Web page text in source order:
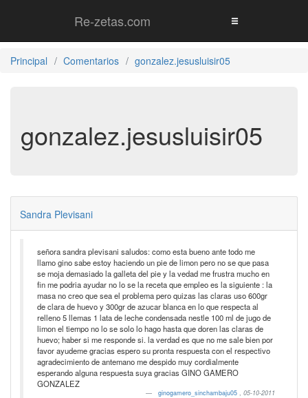
Re-zetas.com
Principal Comentarios gonzalez.jesusluisir05
gonzalez.jesusluisir05
Sandra Plevisani
señora sandra plevisani saludos: como esta bueno ante todo me
llamo gino sabe estoy haciendo un pie de limon pero no se que pasa
se moja demasiado la galleta del pie y la vedad me frustra mucho en
fin me podria ayudar no lo se la receta que empleo es la siguiente : la
masa no creo que sea el problema pero quizas las claras uso 600gr
de clara de huevo y 300gr de azucar blanca en lo que respecta al
relleno 5 llemas 1 lata de leche condensada nestle 100 ml de jugo de
limon el tiempo no lo se solo lo hago hasta que doren las claras de
huevo; haber si me responde si. la verdad es que no me sale bien por
favor ayudeme gracias espero su pronta respuesta con el respectivo
agradecimiento de antemano me despido muy cordialmente
esperando alguna respuesta suya gracias GINO GAMERO
GONZALEZ
ginogamero_sinchambaju05 , 05-10-2011